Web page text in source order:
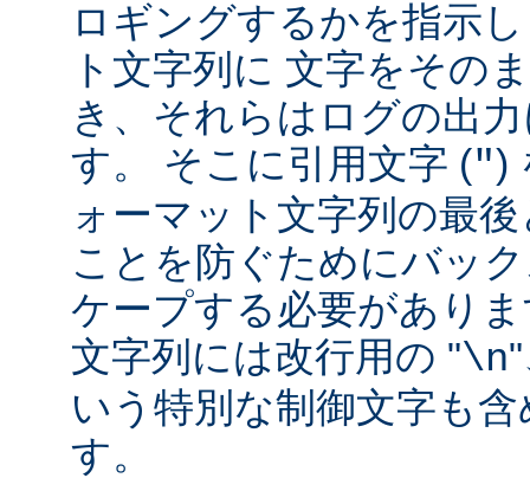
ロギングするかを指示
ト文字列に 文字をその
き、それらはログの出
す。 そこに引用文字 (")
ォーマット文字列の最
ことを防ぐためにバッ
ケープする必要があり
文字列には改行用の "\n
いう特別な制御文字も
す。